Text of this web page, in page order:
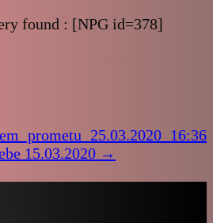
found : [NPG id=378]
prometu 25.03.2020 16:36
15.03.2020 →